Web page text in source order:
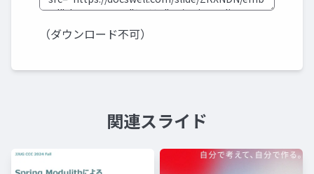
（ダウンロード不可）
関連スライド